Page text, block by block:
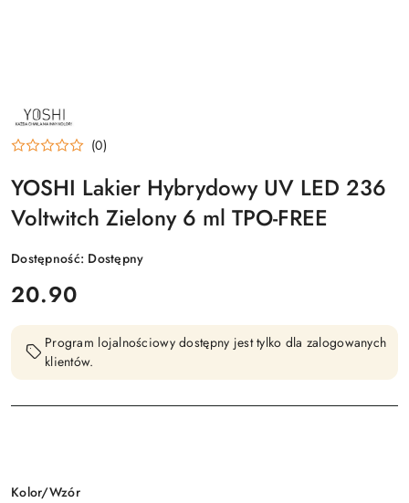
NAZWA
PRODUCENTA:
YOSHI
(0)
YOSHI Lakier Hybrydowy UV LED 236
Voltwitch Zielony 6 ml TPO-FREE
Dostępność: Dostępny
cena:
20.90
Program lojalnościowy dostępny jest tylko dla zalogowanych
klientów.
Wariant
Kolor/Wzór